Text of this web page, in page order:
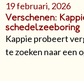
19 februari, 2026
Verschenen:
schedelzeeboring
Kappie probeert
te zoeken naar een